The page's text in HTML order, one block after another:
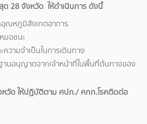
28 จังหวัด ให้ดำเนินการ ดังนี้
ณหภูมิสังเกตอาการ
มอชนะ
วามจำเป็นในการเดินทาง
นอนุญาตจากเจ้าหน้าที่ในพื้นที่ต้นทางของ
วัด ให้ปฏิบัติตาม ศปภ./ คกก.โรคติดต่อ